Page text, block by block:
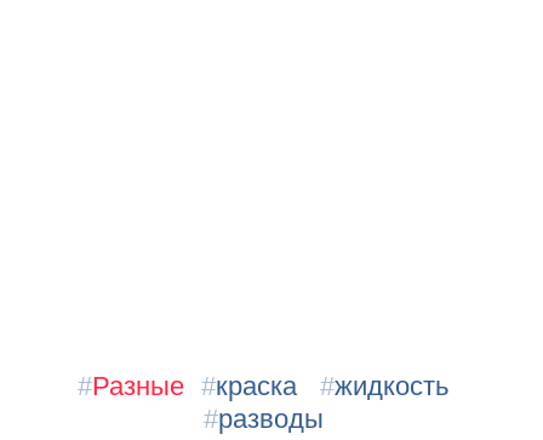
#Разные #краска #жидкость
#разводы